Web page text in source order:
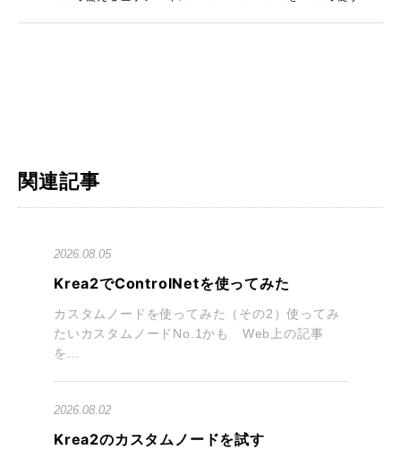
関連記事
2026.08.05
Krea2でControlNetを使ってみた
カスタムノードを使ってみた（その2）使ってみ
たいカスタムノードNo.1かも Web上の記事
を...
2026.08.02
Krea2のカスタムノードを試す